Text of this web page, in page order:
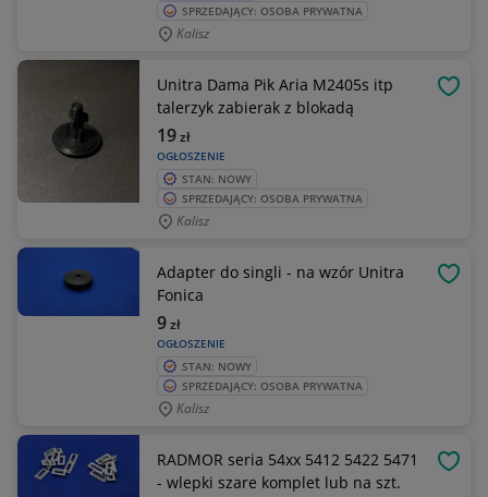
SPRZEDAJĄCY: OSOBA PRYWATNA
Kalisz
Unitra Dama Pik Aria M2405s itp
talerzyk zabierak z blokadą
OGŁOSZENIE
19zł
STAN: NOWY
SPRZEDAJĄCY: OSOBA PRYWATNA
Kalisz
Adapter do singli - na wzór Unitra
Fonica
OGŁOSZENIE
9zł
STAN: NOWY
SPRZEDAJĄCY: OSOBA PRYWATNA
Kalisz
RADMOR seria 54xx 5412 5422 5471
- wlepki szare komplet lub na szt.